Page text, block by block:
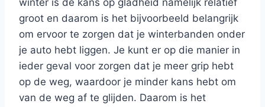
winter is de kans op gladheid namelijk relatief
groot en daarom is het bijvoorbeeld belangrijk
om ervoor te zorgen dat je winterbanden onder
je auto hebt liggen. Je kunt er op die manier in
ieder geval voor zorgen dat je meer grip hebt
op de weg, waardoor je minder kans hebt om
van de weg af te glijden. Daarom is het